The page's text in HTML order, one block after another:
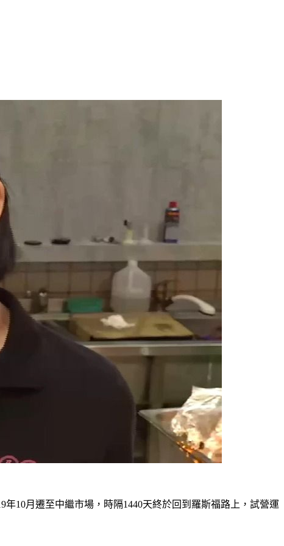
10月遷至中繼市場，時隔1440天終於回到羅斯福路上，試營運